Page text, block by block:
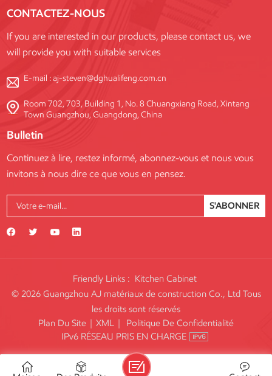
CONTACTEZ-NOUS
If you are interested in our products, please contact us, we
will provide you with suitable services
E-mail :aj-steven@dghualifeng.com.cn
Room 702, 703, Building 1, No. 8 Chuangxiang Road, Xintang
Town Guangzhou, Guangdong, China
Bulletin
Continuez à lire, restez informé, abonnez-vous et nous vous
invitons à nous dire ce que vous en pensez.
S'ABONNER
Friendly Links : Kitchen Cabinet
© 2026 Guangzhou AJ matériaux de construction Co., Ltd Tous
les droits sont réservés
Plan Du Site | XML |
Politique De Confidentialité
IPv6 RÉSEAU PRIS EN CHARGE